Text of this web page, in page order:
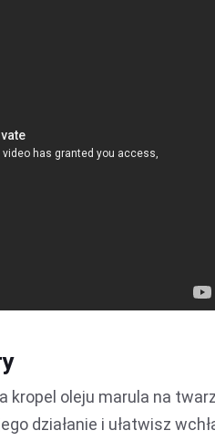
kropel oleju marula na
działanie i ułatwisz